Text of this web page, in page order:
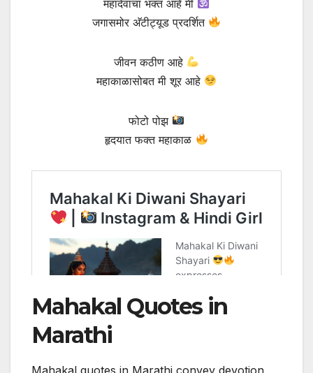
महादेवाचा भक्त आहे मी
जगासमोर अ‍ॅटीट्यूड प्रदर्शित
जीवन कठीण आहे
महाकाळासोबत मी शूर आहे
फोटो पोझ
हृदयात फक्त महाकाळ
Mahakal Quotes in
Marathi